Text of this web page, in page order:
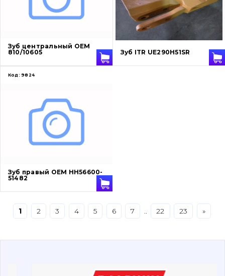
Защита (ковша, адаптера)
Подушки амортизационные
Пальци и втулки
Гидравлика
Трансмиссия
Ковши
Навесное оборудование
зателефонувати
Зуб центральный OEM
810/10605
Зуб ITR UE290H51SR
Код: 9824
Зуб правый OEM HH56600-
51482
1 2 3 4 5 6 7 22 23 »